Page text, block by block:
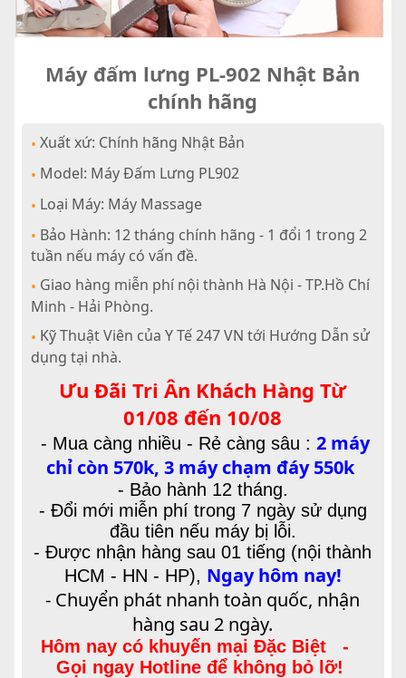
Máy đấm lưng PL-902 Nhật Bản
chính hãng
• Xuất xứ: Chính hãng Nhật Bản
• Model: Máy Đấm Lưng PL902
• Loại Máy: Máy Massage
• Bảo Hành: 12 tháng chính hãng - 1 đổi 1 trong 2
tuần nếu máy có vấn đề.
• Giao hàng miễn phí nội thành Hà Nội - TP.Hồ Chí
Minh - Hải Phòng.
• Kỹ Thuật Viên của Y Tế 247 VN tới Hướng Dẫn sử
dụng tại nhà.
Ưu Đãi Tri Ân Khách Hàng Từ
01/08 đến 10/08
- Mua càng nhiều - Rẻ càng sâu :2 máy
chỉ còn 570k, 3 máy chạm đáy 550k
- Bảo hành 12 tháng.
- Đổi mới miễn phí trong 7 ngày sử dụng
đầu tiên nếu máy bị lỗi.
- Được nhận hàng sau 01 tiếng (nội thành
HCM - HN - HP), Ngay hôm nay!
- Chuyển phát nhanh toàn quốc, nhận
hàng sau 2 ngày.
Hôm nay có khuyến mại Đặc Biệt -
Gọi ngay Hotline để không bỏ lỡ!